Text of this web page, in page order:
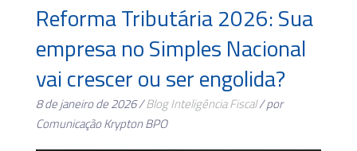
Reforma Tributária 2026: Sua
empresa no Simples Nacional
vai crescer ou ser engolida?
8 de janeiro de 2026 /BlogInteligência Fiscal/ por
Comunicação Krypton BPO